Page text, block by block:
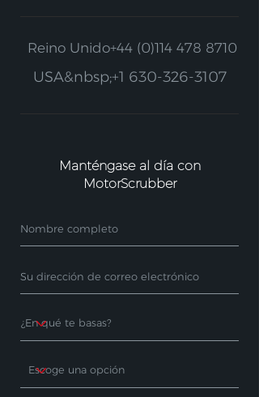
Reino Unido+44 (0)114 478 8710
USA&nbsp;+1 630-326-3107
Manténgase al día con
MotorScrubber